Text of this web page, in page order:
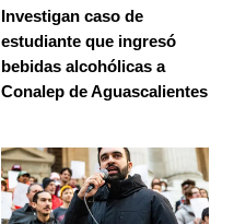
Investigan caso de
estudiante que ingresó
bebidas alcohólicas a
Conalep de Aguascalientes